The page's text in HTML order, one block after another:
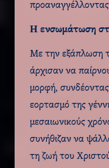
Η ενσωμάτωση
Με την εξάπλωση
άρχισαν να
μορφή,
εορτασμό της
μεσαιωνικούς
συνήθιζαν να
τη ζωή του